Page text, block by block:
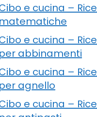
e cucina –
matematiche
e cucina –
per abbinamenti
e cucina –
per agnello
e cucina –